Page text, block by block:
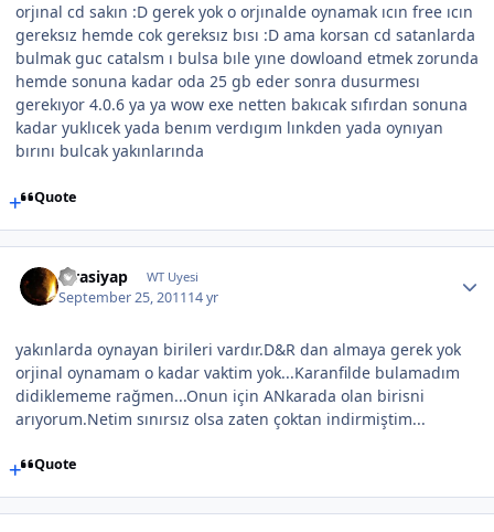
orjınal cd sakın :D gerek yok o orjınalde oynamak ıcın free ıcın
gereksız hemde cok gereksız bısı :D ama korsan cd satanlarda
bulmak guc catalsm ı bulsa bıle yıne dowloand etmek zorunda
hemde sonuna kadar oda 25 gb eder sonra dusurmesı
gerekıyor 4.0.6 ya ya wow exe netten bakıcak sıfırdan sonuna
kadar yuklıcek yada benım verdıgım lınkden yada oynıyan
bırını bulcak yakınlarında
Quote
Efrasiyap WT Uyesi
September 25, 201114 yr
yakınlarda oynayan birileri vardır.D&R dan almaya gerek yok
orjinal oynamam o kadar vaktim yok...Karanfilde bulamadım
didiklememe rağmen...Onun için ANkarada olan birisni
arıyorum.Netim sınırsız olsa zaten çoktan indirmiştim...
Quote